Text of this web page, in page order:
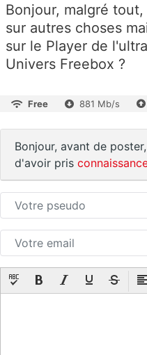
Bonjour, malgré
sur autres choses
sur le Player de
Univers Freebox ?
Free 881 Mb/s
Bonjour, avant de
d'avoir pris